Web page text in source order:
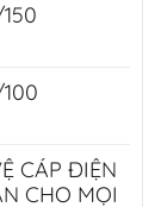
CÁP ĐIỆN
CHO MỌI